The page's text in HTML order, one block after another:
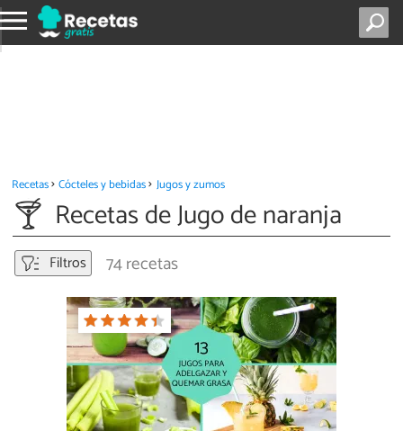
Recetas Cócteles y bebidas Jugos y zumos
Recetas de Jugo de naranja
Filtros 74 recetas